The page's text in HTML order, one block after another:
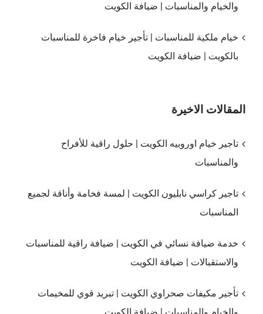
والخيام والمناسبات | ضيافة الكويت
خيام ملكية للمناسبات | تأجير خيام فاخرة للمناسبات
بالكويت | ضيافة الكويت
المقالات الاخيرة
تاجير خيام اوروبيه الكويت | حلول راقية للأفراح
والمناسبات
تاجير كراسي نابليون الكويت | لمسة فخامة وأناقة لجميع
المناسبات
خدمة ضيافة نسائي في الكويت | ضيافة راقية للمناسبات
والاستقبالات | ضيافة الكويت
تأجير مكيفات صحراوي الكويت | تبريد قوي للمخيمات